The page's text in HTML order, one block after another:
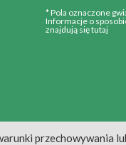
* Pola oznaczone
Informacje o
znajdują siętutaj
przechowywania